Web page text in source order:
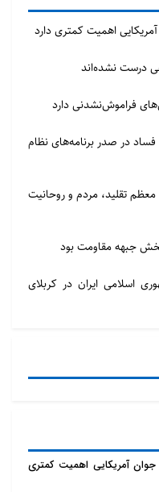
اهمیت کمتری دارد
درست نشده‌اند
فراموش‌نشدنی دارد
در صدر برنامه‌های نظام
معظم تقلید، مردم و روحانیت
جبهه مقاومت بود
اسلامی ایران در کربلای
جوان آمریکایی اهمیت کمتری